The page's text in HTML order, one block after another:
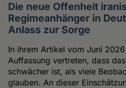
Die neue Offenheit
Regimeanhänger in
Anlass zur Sorge
In ihrem Artikel vom Juni
Auffassung vertreten, dass
schwächer ist, als viele
glauben. An dieser